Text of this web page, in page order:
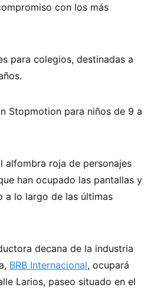
con los más
para colegios, destinadas a
Stopmotion para niños de 9 a
alfombra roja de personajes
han ocupado las pantallas y
a lo largo de las últimas
decana de la industria
BRB Internacional, ocupará
Larios, paseo situado en el